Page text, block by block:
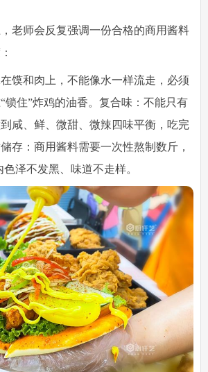
老师会反复强调一份合格的商用酱料
馍和肉上，不能像水一样流走，必须
锁住”炸鸡的油香。复合味：不能只有
咸、鲜、微甜、微辣四味平衡，吃完
存：商用酱料需要一次性熬制数斤，
泽不发黑、味道不走样。